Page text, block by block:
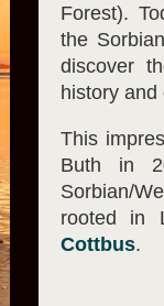
Forest).
the
discover
history and
This
Buth in
Sorbian/
rooted in
Cottbus.